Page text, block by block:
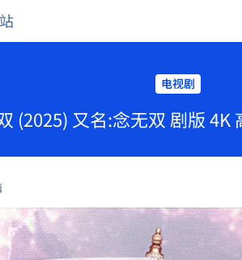
电视剧
(2025) 又名:念无双 剧版 4K